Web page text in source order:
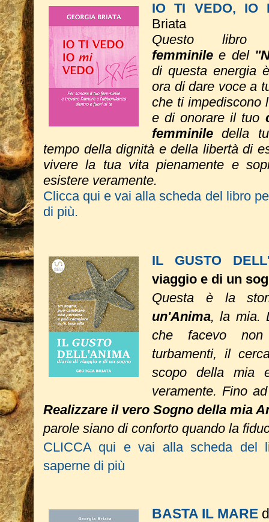
IO TI VEDO, IO
Briata
Questo libro
femminilee del
di questa energia
ora di dare voce a
che ti impediscono
e di onorare il tuo
femminile della
tempo della dignità e della libertà di
vivere la tua vita pienamente e
esistere veramente.
Clicca qui e vai alla scheda del libro
di più.
IL GUSTO
viaggio e di un
Questa è la
un'Anima, la mia.
che facevo
turbamenti, il
scopo della mia
veramente. Fino
Realizzare il vero Sogno della mia
parole siano di conforto quando la
CLICCA qui e vai alla scheda del
saperne di più
BASTA IL MARE